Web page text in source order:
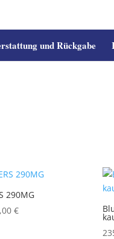
und Rückgabe
290MG
€Price